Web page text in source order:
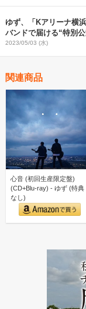
ゆず、「Kアリーナ横
バンドで届ける“特別
2023/05/03 (水)
関連商品
心音 (初回生産限定盤)
(CD+Blu-ray) - ゆず (特典
なし)